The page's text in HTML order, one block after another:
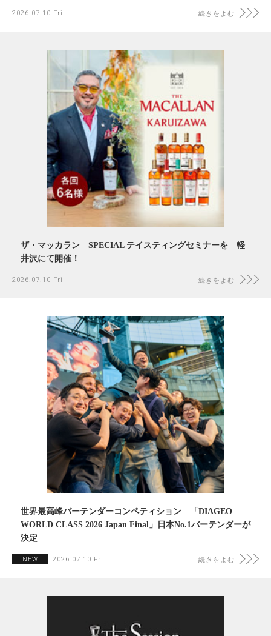
2026.07.10 Fri 続きをよむ
ザ・マッカラン SPECIAL テイスティングセミナーを 軽
井沢にて開催！
2026.07.10 Fri 続きをよむ
世界最高峰バーテンダーコンペティション 「DIAGEO
WORLD CLASS 2026 Japan Final」日本No.1バーテンダーが
決定
NEW 2026.07.10 Fri 続きをよむ